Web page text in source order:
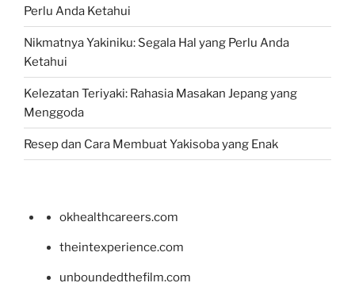
Perlu Anda Ketahui
Nikmatnya Yakiniku: Segala Hal yang Perlu Anda
Ketahui
Kelezatan Teriyaki: Rahasia Masakan Jepang yang
Menggoda
Resep dan Cara Membuat Yakisoba yang Enak
okhealthcareers.com
theintexperience.com
unboundedthefilm.com